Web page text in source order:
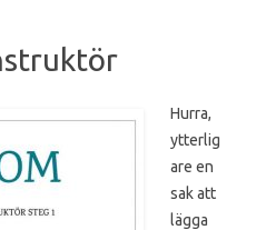
Hurra,
ytterlig
are en
sak att
lägga